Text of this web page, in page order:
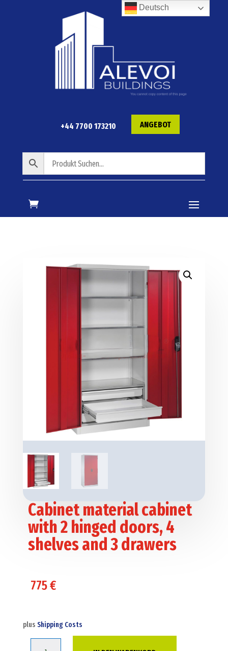
+44 7700 173210 ANGEBOT
Cabinet material cabinet
with 2 hinged doors, 4
shelves and 3 drawers
775€
plus Shipping Costs
Deutsch